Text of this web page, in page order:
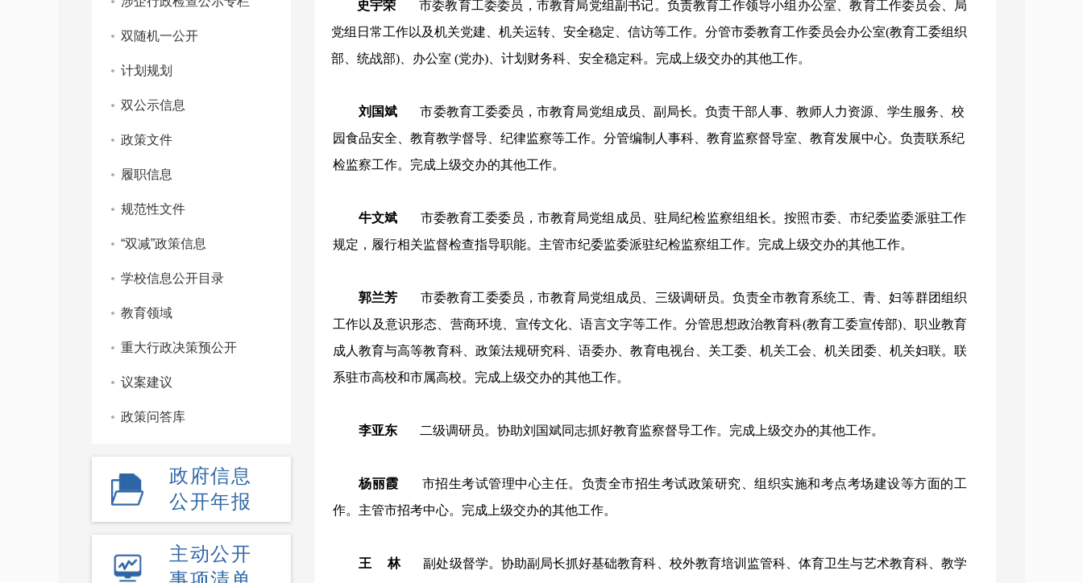
双随机一公开
计划规划
双公示信息
政策文件
履职信息
规范性文件
“双减”政策信息
学校信息公开目录
教育领域
重大行政决策预公开
议案建议
政策问答库
政府信息
公开年报
主动公开
史宇荣 市委教育工委委员，市教育局党组副书记。负责教育工作领导小组办公室、教育工作委员会、局
党组日常工作以及机关党建、机关运转、安全稳定、信访等工作。分管市委教育工作委员会办公室(教育工委组织
部、统战部)、办公室 (党办)、计划财务科、安全稳定科。完成上级交办的其他工作。
刘国斌市委教育工委委员，市教育局党组成员、副局长。负责干部人事、教师人力资源、学生服务、校
园食品安全、教育教学督导、纪律监察等工作。分管编制人事科、教育监察督导室、教育发展中心。负责联系纪
检监察工作。完成上级交办的其他工作。
牛文斌 市委教育工委委员，市教育局党组成员、驻局纪检监察组组长。按照市委、市纪委监委派驻工作
规定，履行相关监督检查指导职能。主管市纪委监委派驻纪检监察组工作。完成上级交办的其他工作。
郭兰芳 市委教育工委委员，市教育局党组成员、三级调研员。负责全市教育系统工、青、妇等群团组织
工作以及意识形态、营商环境、宣传文化、语言文字等工作。分管思想政治教育科(教育工委宣传部)、职业教育
成人教育与高等教育科、政策法规研究科、语委办、教育电视台、关工委、机关工会、机关团委、机关妇联。联
系驻市高校和市属高校。完成上级交办的其他工作。
李亚东 二级调研员。协助刘国斌同志抓好教育监察督导工作。完成上级交办的其他工作。
杨丽霞 市招生考试管理中心主任。负责全市招生考试政策研究、组织实施和考点考场建设等方面的工
作。主管市招考中心。完成上级交办的其他工作。
王 林副处级督学。协助副局长抓好基础教育科、校外教育培训监管科、体育卫生与艺术教育科、教学